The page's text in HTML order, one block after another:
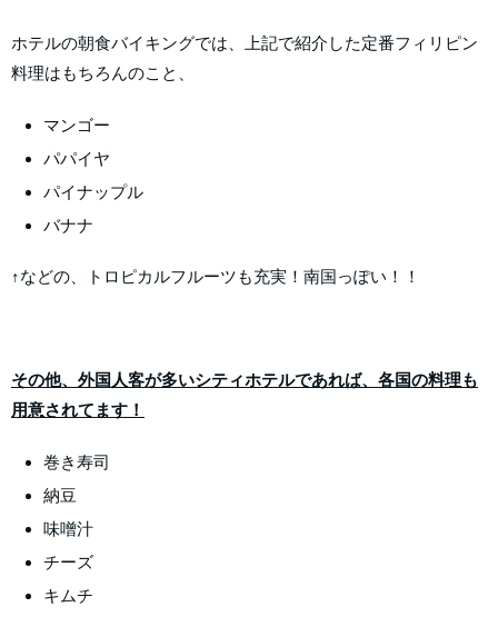
ホテルの朝食バイキングでは、上記で紹介した定番フィリピン
料理はもちろんのこと、
マンゴー
パパイヤ
パイナップル
バナナ
↑などの、トロピカルフルーツも充実！南国っぽい！！
その他、外国人客が多いシティホテルであれば、各国の料理も
用意されてます！
巻き寿司
納豆
味噌汁
チーズ
キムチ